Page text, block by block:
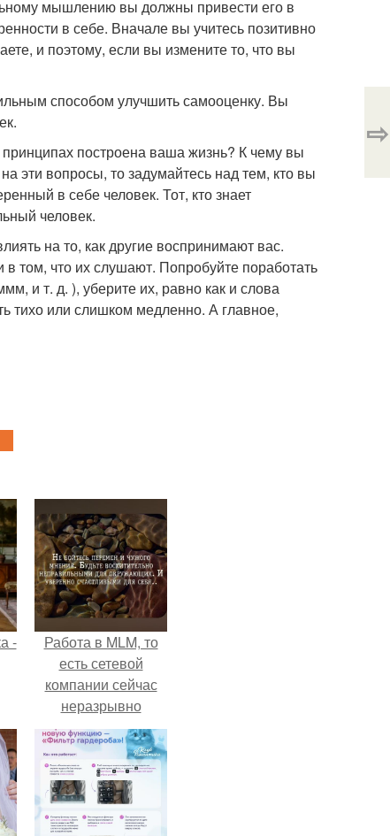
мышлению вы должны привести его в
в себе. Вначале вы учитесь позитивно
и поэтому, если вы измените то, что вы
способом улучшить самооценку. Вы
построена ваша жизнь? К чему вы
эти вопросы, то задумайтесь над тем, кто вы
в себе человек. Тот, кто знает
человек.
на то, как другие воспринимают вас.
том, что их слушают. Попробуйте поработать
и т. д. ), уберите их, равно как и слова
тихо или слишком медленно. А главное,
⇨
-
Работа в MLM, то
есть сетевой
компании сейчас
неразрывно
связана с создание
своего контента,
своей страницы в
соц сетях.